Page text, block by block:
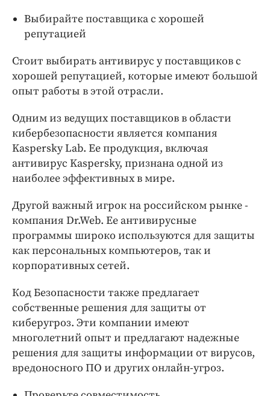
Выбирайте поставщика с хорошей
репутацией
Стоит выбирать антивирус у поставщиков с
хорошей репутацией, которые имеют большой
опыт работы в этой отрасли.
Одним из ведущих поставщиков в области
кибербезопасности является компания
Kaspersky Lab. Ее продукция, включая
антивирус Kaspersky, признана одной из
наиболее эффективных в мире.
Другой важный игрок на российском рынке -
компания Dr.Web. Ее антивирусные
программы широко используются для защиты
как персональных компьютеров, так и
корпоративных сетей.
Код Безопасности также предлагает
собственные решения для защиты от
киберугроз. Эти компании имеют
многолетний опыт и предлагают надежные
решения для защиты информации от вирусов,
вредоносного ПО и других онлайн-угроз.